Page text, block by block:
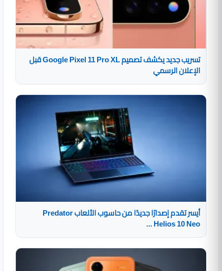
تسريب جديد يكشف تصميم Google Pixel 11 Pro XL قبل
الإعلان الرسمي
أيسر تقدم إصدارًا جديدًا من حاسوب الألعاب Predator
Helios 10 Neo ...